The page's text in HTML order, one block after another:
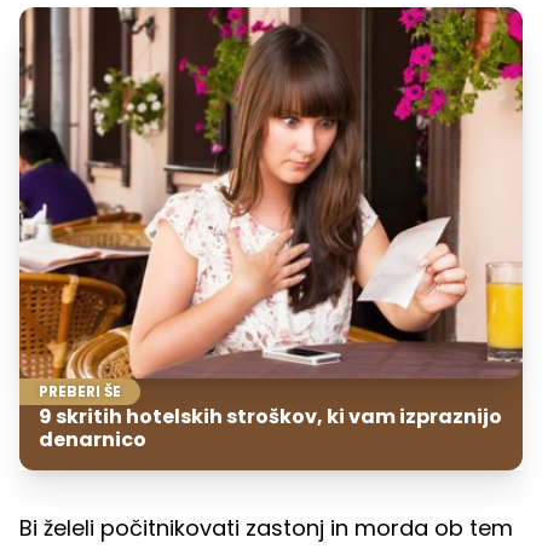
PREBERI ŠE
9 skritih hotelskih stroškov, ki vam izpraznijo
denarnico
Bi želeli počitnikovati zastonj in morda ob tem